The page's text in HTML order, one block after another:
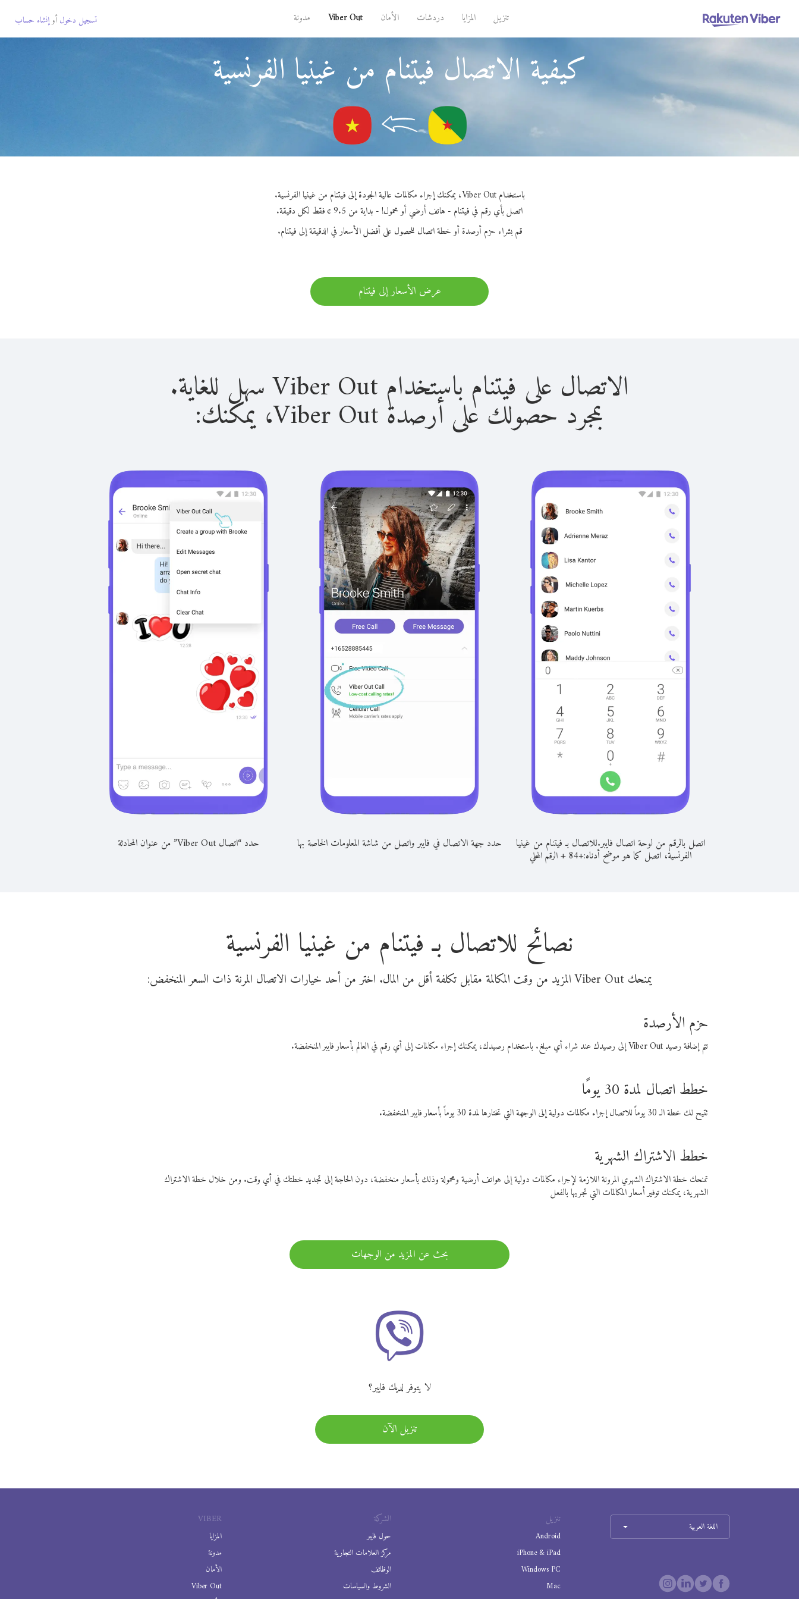
تنزيل المزايا دردشات الأمان Viber Out مدونة تسجيل دخول أوإنشاء حساب
كيفية الاتصال فيتنام من غينيا الفرنسية
باستخدام Viber Out، يمكنك إجراء مكالمات عالية الجودة إلى فيتنام من غينيا الفرنسية.
اتصل بأي رقم في فيتنام - هاتف أرضي أو محمول! - بداية من 9.5 ¢ فقط لكل دقيقة.
قم بشراء حزم أرصدة أو خطة اتصال للحصول على أفضل الأسعار في الدقيقة إلى فيتنام.
عرض الأسعار إلى فيتنام
الاتصال على فيتنام باستخدام Viber Out سهل للغاية.
بمجرد حصولك على أرصدة Viber Out، يمكنك:
اتصل بالرقم من لوحة اتصال فايبر.للاتصال بـ فيتنام من غينيا
الفرنسية، اتصل كما هو موضح أدناه:+
84
+الرقم المحلي
حدد جهة الاتصال في فايبر واتصل من شاشة المعلومات الخاصة بها حدد “اتصال Viber Out” من عنوان المحادثة
نصائح للاتصال بـ فيتنام من غينيا الفرنسية
يمنحك Viber Out المزيد من وقت المكالمة مقابل تكلفة أقل من المال. اختر من أحد خيارات الاتصال المرنة ذات السعر المنخفض:
حزم الأرصدة
تتم إضافة رصيد Viber Out إلى رصيدك عند شراء أي مبلغ. باستخدام رصيدك، يمكنك إجراء مكالمات إلى أي رقم في العالم بأسعار فايبر المنخفضة.
خطط اتصال لمدة 30 يومًا
تتيح لك خطة الـ 30 يوماً للاتصال إجراء مكالمات دولية إلى الوجهة التي تختارها لمدة 30 يوماً بأسعار فايبر المنخفضة.
خطط الاشتراك الشهرية
تمنحك خطة الاشتراك الشهري المرونة اللازمة لإجراء مكالمات دولية إلى هواتف أرضية ومحمولة وذلك بأسعار منخفضة، دون الحاجة إلى تجديد خطتك في أي وقت. ومن خلال خطة الاشتراك
الشهرية، يمكنك توفير أسعار المكالمات التي تجريها بالفعل
بحث عن المزيد من الوجهات
لا يتوفر لديك فايبر؟
تنزيل الآن
VIBER
المزايا
مدونة
الأمان
Viber Out
الشركة
حول فايبر
مركز العلامات التجارية
الوظائف
الشروط والسياسات
تنزيل
Android
iPhone & iPad
Windows PC
Mac
اللغة العربية